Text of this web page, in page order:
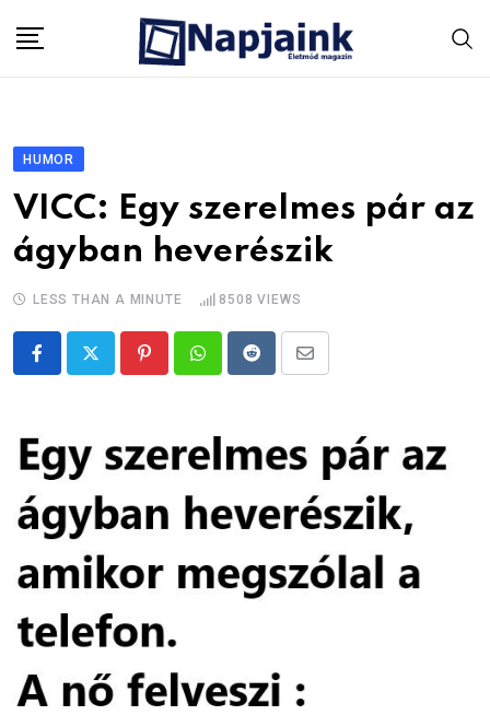
HUMOR
VICC: Egy szerelmes pár az
ágyban heverészik
LESS THAN A MINUTE 8508 VIEWS
PinterestWhatsappRedditShare